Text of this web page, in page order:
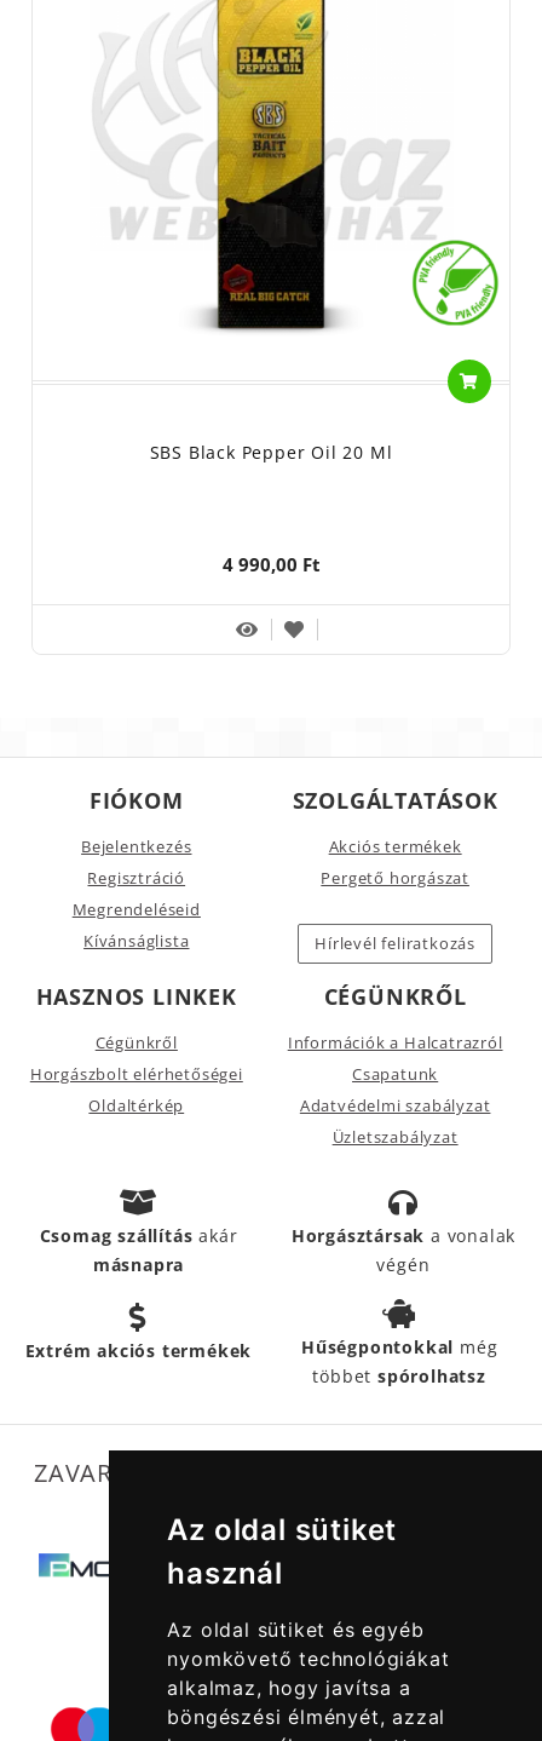
Az oldal sütiket
használ
Az oldal sütiket és egyéb
nyomkövető technológiákat
alkalmaz, hogy javítsa a
böngészési élményét, azzal
SBS Black Pepper Oil 20 Ml
4 990,00 Ft
FIÓKOM
Bejelentkezés
Regisztráció
Megrendeléseid
Kívánságlista
SZOLGÁLTATÁSOK
Akciós termékek
Pergető horgászat
Hírlevél feliratkozás
HASZNOS LINKEK
Cégünkről
Horgászbolt elérhetőségei
Oldaltérkép
CÉGÜNKRŐL
Információk a Halcatrazról
Csapatunk
Adatvédelmi szabályzat
Üzletszabályzat
Csomag szállításakár
másnapra
Horgásztársak a vonalak
végén
Extrém akciós termékek Hűségpontokkal még
többetspórolhatsz
ZAVARTALAN MŰKÖDÉSÜNKET SEGÍTIK